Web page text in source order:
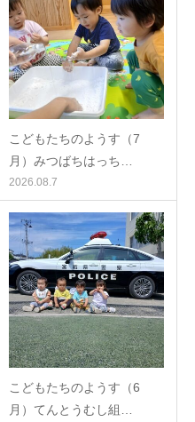
こどもたちのようす（7
月）みつばちはっち…
2026.08.7
こどもたちのようす（6
月）てんとうむし組…